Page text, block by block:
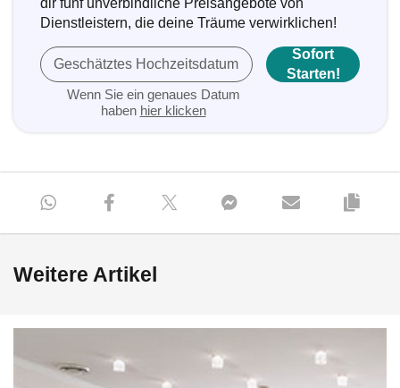
Dienstleistern, die deine Träume verwirklichen!
Geschätztes Hochzeitsdatum
Wenn Sie ein genaues Datum
haben hier klicken
Sofort
Starten!
Weitere Artikel